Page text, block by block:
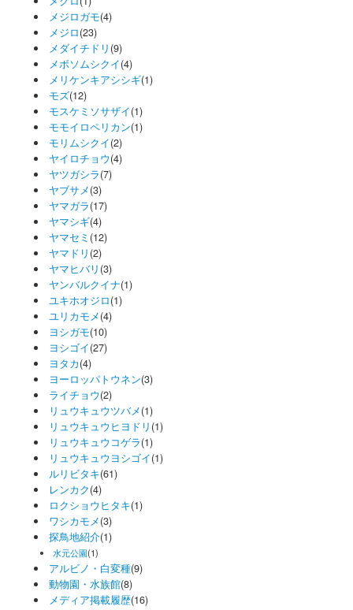
メジロガモ(4)
メジロ(23)
メダイチドリ (9)
メボソムシクイ(4)
メリケンキアシシギ(1)
モズ(12)
モスケミソサザイ(1)
モモイロペリカン(1)
モリムシクイ(2)
ヤイロチョウ(4)
ヤツガシラ(7)
ヤブサメ(3)
ヤマガラ(17)
ヤマシギ(4)
ヤマセミ (12)
ヤマドリ (2)
ヤマヒバリ (3)
ヤンバルクイナ(1)
ユキホオジロ(1)
ユリカモメ(4)
ヨシガモ(10)
ヨシゴイ(27)
ヨタカ(4)
ヨーロッパトウネン(3)
ライチョウ(2)
リュウキュウツバメ(1)
リュウキュウヒヨドリ (1)
リュウキュウコゲラ(1)
リュウキュウヨシゴイ(1)
ルリビタキ(61)
レンカク(4)
ロクショウヒタキ(1)
ワシカモメ(3)
探鳥地紹介(1)
水元公園(1)
アルビノ・白変種(9)
動物園・水族館(8)
メディア掲載履歴(16)